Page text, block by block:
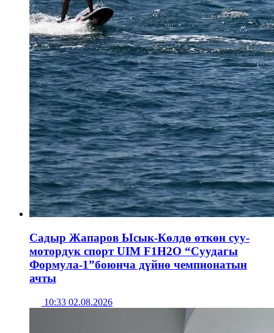
Садыр Жапаров Ысык-Көлдө өткөн суу-
мотордук спорт UIM F1H2O “Суудагы
Формула-1”боюнча дүйнө чемпионатын
ачты
10:33 02.08.2026